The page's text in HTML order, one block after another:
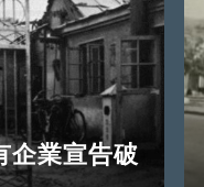
企業宣告破